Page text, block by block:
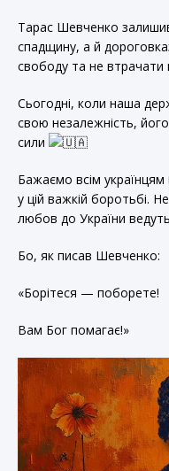
Тарас Шевченко
спадщину, а й
свободу та не втрачати
Сьогодні, коли наша
свою незалежність,
сили
Бажаємо всім українцям
у цій важкій боротьбі.
любов до України
Бо, як писав Шевченко:
«Борітеся — поборете!
Вам Бог помагає!»